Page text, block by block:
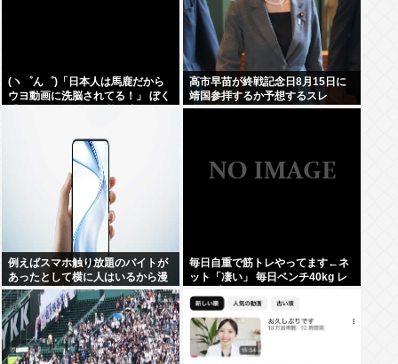
(ヽ゜ん゜)「日本人は馬鹿だから
ウヨ動画に洗脳されてる！」 ぼく
高市早苗が終戦記念日8月15日に
靖国参拝するか予想するスレ
例えばスマホ触り放題のバイトが
あったとして横に人はいるから漫
画読むのは憚られる時って何すれ
ばいいの？
毎日自重で筋トレやってます←ネ
ット「凄い」 毎日ベンチ40kg レ
ト「笑」